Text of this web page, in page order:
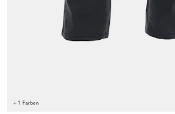
+ 1 Farben